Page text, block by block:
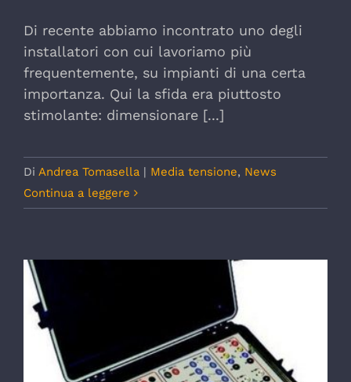
Di recente abbiamo incontrato uno degli
installatori con cui lavoriamo più
frequentemente, su impianti di una certa
importanza. Qui la sfida era piuttosto
stimolante: dimensionare [...]
Di Andrea Tomasella | Media tensione, News
Continua a leggere
Prove elettriche su SPI e SPG